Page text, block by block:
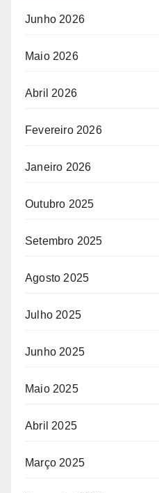
Junho 2026
Maio 2026
Abril 2026
Fevereiro 2026
Janeiro 2026
Outubro 2025
Setembro 2025
Agosto 2025
Julho 2025
Junho 2025
Maio 2025
Abril 2025
Março 2025